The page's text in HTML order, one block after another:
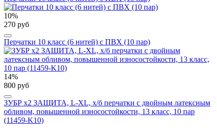
10%
270 руб
Перчатки 10 класс (6 нитей) с ПВХ (10 пар)
14%
800 руб
ЗУБР х2 ЗАЩИТА, L-XL, х/б перчатки с двойным латексным
обливом, повышенной износостойкости, 13 класс, 10 пар
(11459-K10)